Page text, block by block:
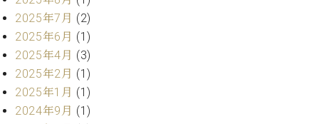
ノ
ベ
ヒ
シ
ュ
ス
ジ
オ
納
入
ベ
ト
コ
ン
ク
・
セ
ン
ラ
ム
東
京
2025年7月 (2)
2025年6月 (1)
2025年4月 (3)
2025年2月 (1)
2025年1月 (1)
2024年9月 (1)